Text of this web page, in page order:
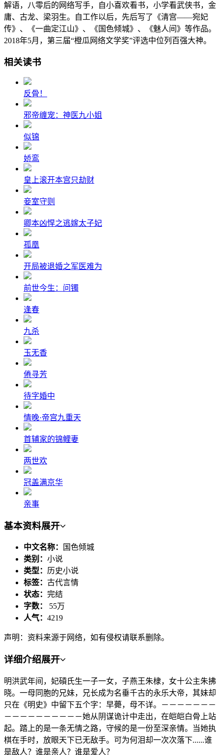
解语，八零后的网络写手，自小喜欢看书，小学看武侠书，金
庸、古龙、梁羽生。自工作以后，先后写了《清宫――宛妃
传》、《一曲定江山》、《国色倾城》、《魅人间》等作品。
2018年5月，第三届“橙瓜网络文学奖”评选中位列百强大神。
相关读书
反骨！
邪帝缠宠：神医九小姐
似锦
娇鸾
皇上滚开本宫只劫财
妾室守则
卿本凶悍之逃嫁太子妃
孤凰
开局被退婚之军医难为
前世今生：问镯
逢春
九杀
玉无香
倦寻芳
待字婚中
情晚·帝宫九重天
首辅家的锦鲤妻
两世欢
冠盖满京华
亲事
基本资料展开
中文名称：
国色倾城
类别： 小说
类型： 历史小说
标签： 古代言情
状态： 完结
字数： 55万
人气： 4219
声明：资料来源于网络，如有侵权请联系删除。
详细介绍展开
明洪武年间，妃碽氏生一子一女，子燕王朱棣，女十公主朱拂
晓。一母同胞的兄妹，兄长成为名垂千古的永乐大帝，其妹却
只在《明史》中留下五个字：早薨，母不详。－－－－－－－
－－－－－－－－－－她从阴谋诡计中走出，在皑皑白骨上站
起。踏上的是一条无情之路，守候的是一份至深亲情。当她执
棋在手时，放眼天下已无敌手。可为何泪却一次次落下......谁
是敌人？谁是亲人？谁是爱人？